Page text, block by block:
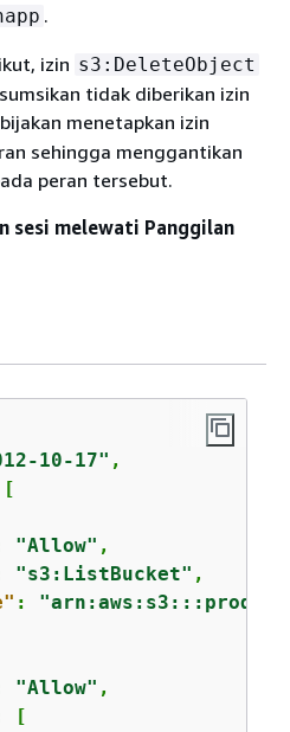
.
izin s3:DeleteObject
tidak diberikan izin
menetapkan izin
sehingga menggantikan
peran tersebut.
sesi melewati Panggilan
10-17" ,
"Allow" ,
"s3:ListBucket" ,
:
"Allow" ,
[